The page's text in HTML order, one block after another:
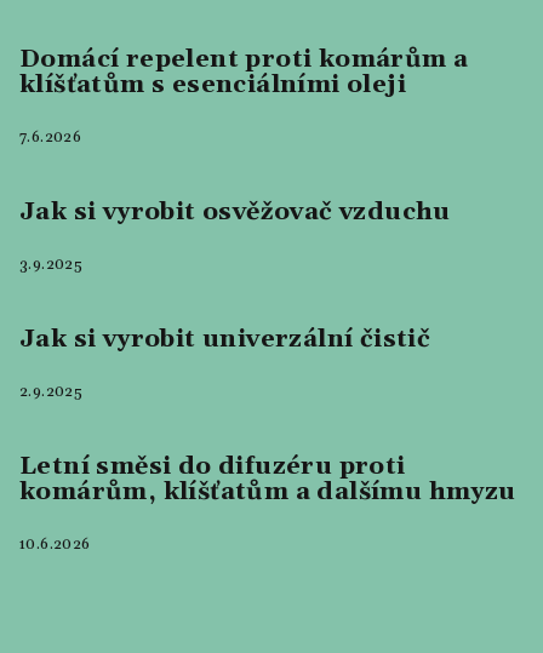
Domácí repelent proti komárům a
klíšťatům s esenciálními oleji
7.6.2026
Jak si vyrobit osvěžovač vzduchu
3.9.2025
Jak si vyrobit univerzální čistič
2.9.2025
Letní směsi do difuzéru proti
komárům, klíšťatům a dalšímu hmyzu
10.6.2026